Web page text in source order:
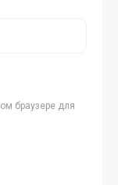
браузере для